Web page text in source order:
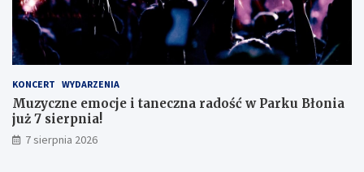
o
n
a
ł
m
i
w
y
KONCERT WYDARZENIA
Muzyczne emocje i taneczna radość w Parku Błonia
już 7 sierpnia!
7 sierpnia 2026